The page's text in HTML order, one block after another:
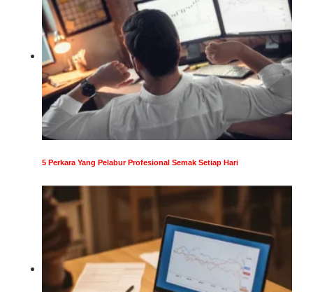
5 Perkara Yang Pelabur Profesional Semak Setiap Hari